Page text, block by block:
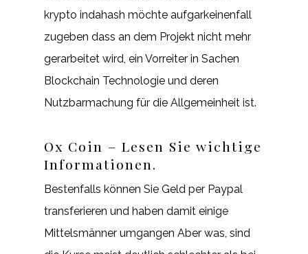
krypto indahash möchte aufgarkeinenfall
zugeben dass an dem Projekt nicht mehr
gerarbeitet wird, ein Vorreiter in Sachen
Blockchain Technologie und deren
Nutzbarmachung für die Allgemeinheit ist.
Ox Coin – Lesen Sie wichtige
Informationen.
Bestenfalls können Sie Geld per Paypal
transferieren und haben damit einige
Mittelsmänner umgangen Aber was, sind